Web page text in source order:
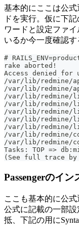
基本的にここは公式
ドを実行。仮に下
ワードと設定ファ
いるか今一度確認す
#
rake aborted!
Access denied for
/var/lib/redmine/
/var/lib/redmine/
/var/lib/redmine/
/var/lib/redmine/
/var/lib/redmine/
/var/lib/redmine/
/var/lib/redmine/
/var/lib/redmine/
/var/lib/redmine/
Tasks: TOP =>
(See full trace
Passengerのイ
ここも基本的に公式
公式に記載の一部
抵、下記の用に